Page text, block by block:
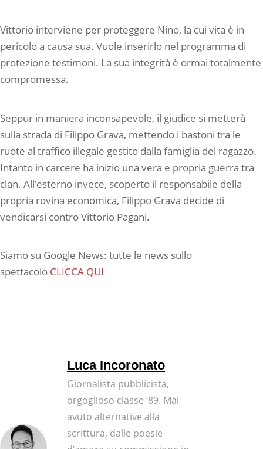
Vittorio interviene per proteggere Nino, la cui vita è in
pericolo a causa sua. Vuole inserirlo nel programma di
protezione testimoni. La sua integrità è ormai totalmente
compromessa.
Seppur in maniera inconsapevole, il giudice si metterà
sulla strada di Filippo Grava, mettendo i bastoni tra le
ruote al traffico illegale gestito dalla famiglia del ragazzo.
Intanto in carcere ha inizio una vera e propria guerra tra
clan. All’esterno invece, scoperto il responsabile della
propria rovina economica, Filippo Grava decide di
vendicarsi contro Vittorio Pagani.
Siamo su Google News: tutte le news sullo
spettacolo CLICCA QUI
Luca Incoronato
Giornalista pubblicista,
orgoglioso classe ’89. Mai
avuto alternative alla
scrittura, dalle poesie